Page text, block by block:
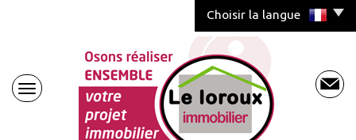
Choisir la langue